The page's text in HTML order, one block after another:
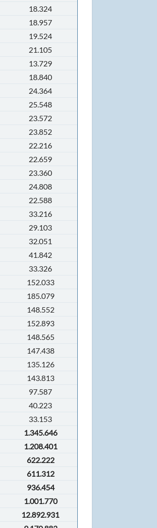
18.324
18.957
19.524
21.105
13.729
18.840
24.364
25.548
23.572
23.852
22.216
22.659
23.360
24.808
22.588
33.216
29.103
32.051
41.842
33.326
152.033
185.079
148.552
152.893
148.565
147.438
135.126
143.813
97.587
40.223
33.153
1.345.646
1.208.401
622.222
611.312
936.454
1.001.770
12.892.931